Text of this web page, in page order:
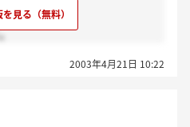
す！！
とうございました。
できまーす☆
2003年4月21日 10:22